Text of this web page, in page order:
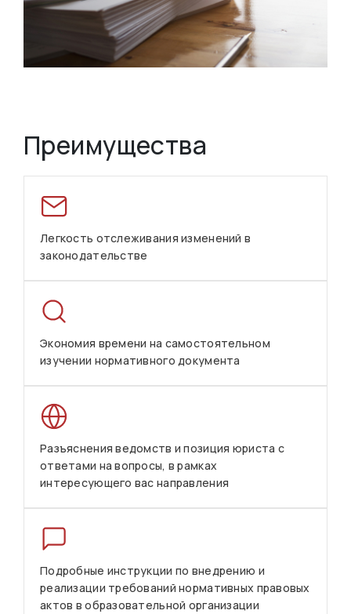
Преимущества
Легкость отслеживания изменений в
законодательстве
Экономия времени на самостоятельном
изучении нормативного документа
Разъяснения ведомств и позиция юриста с
ответами на вопросы, в рамках
интересующего вас направления
Подробные инструкции по внедрению и
реализации требований нормативных правовых
актов в образовательной организации